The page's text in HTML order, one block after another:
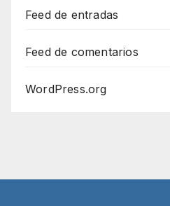
Feed de entradas
Feed de comentarios
WordPress.org